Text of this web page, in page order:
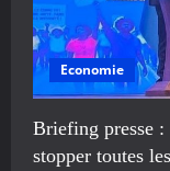
Economie
Briefing presse :
stopper toutes